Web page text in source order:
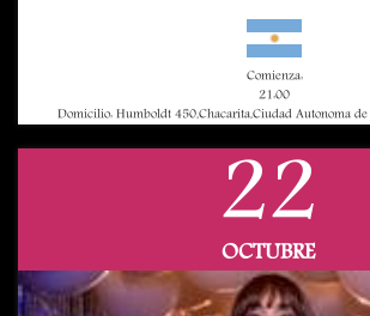
Comienza:
21:00
Domicilio: Humboldt 450,Chacarita,Ciudad Autonoma
22
OCTUBRE